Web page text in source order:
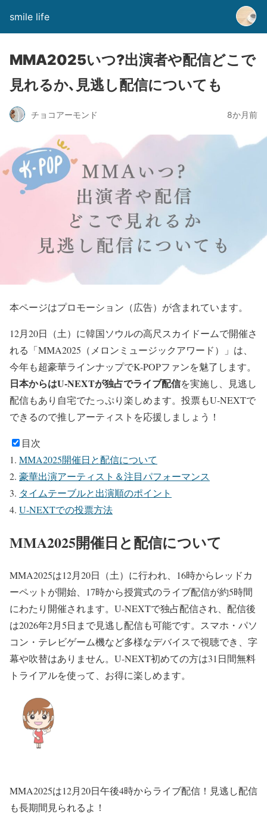
smile life
MMA2025いつ?出演者や配信どこで
見れるか､見逃し配信についても
チョコアーモンド 8か月前
本ページはプロモーション（広告）が含まれています。
12月20日（土）に韓国ソウルの高尺スカイドームで開催さ
れる「MMA2025（メロンミュージックアワード）」は、
今年も超豪華ラインナップでK-POPファンを魅了します。
日本からはU-NEXTが独占でライブ配信を実施し、見逃し
配信もあり自宅でたっぷり楽しめます。投票もU-NEXTで
できるので推しアーティストを応援しましょう！
目次
MMA2025開催日と配信について
豪華出演アーティスト＆注目パフォーマンス
タイムテーブルと出演順のポイント
U-NEXTでの投票方法
MMA2025開催日と配信について
MMA2025は12月20日（土）に行われ、16時からレッドカ
ーペットが開始、17時から授賞式のライブ配信が約5時間
にわたり開催されます。U-NEXTで独占配信され、配信後
は2026年2月5日まで見逃し配信も可能です。スマホ・パソ
コン・テレビゲーム機など多様なデバイスで視聴でき、字
幕や吹替はありません。U-NEXT初めての方は31日間無料
トライアルを使って、お得に楽しめます。
MMA2025は12月20日午後4時からライブ配信！見逃し配信
も長期間見られるよ！